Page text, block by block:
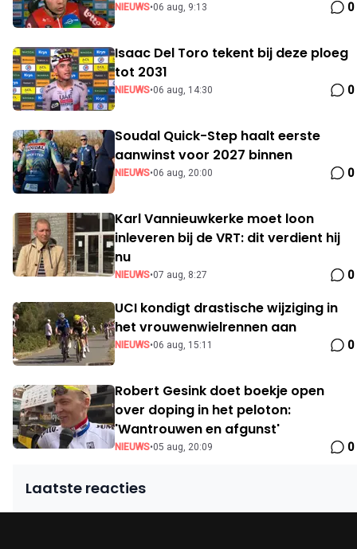
NIEUWS•06 aug, 9:13 0
Isaac Del Toro tekent bij deze ploeg
tot 2031
NIEUWS•06 aug, 14:30 0
Soudal Quick-Step haalt eerste
aanwinst voor 2027 binnen
NIEUWS•06 aug, 20:00 0
Karl Vannieuwkerke moet loon
inleveren bij de VRT: dit verdient hij
nu
NIEUWS•07 aug, 8:27 0
UCI kondigt drastische wijziging in
het vrouwenwielrennen aan
NIEUWS•06 aug, 15:11 0
Robert Gesink doet boekje open
over doping in het peloton:
'Wantrouwen en afgunst'
NIEUWS•05 aug, 20:09 0
Laatste reacties